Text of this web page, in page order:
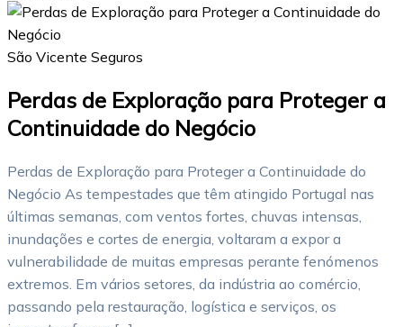
São Vicente Seguros
Perdas de Exploração para Proteger a
Continuidade do Negócio
Perdas de Exploração para Proteger a Continuidade do
Negócio As tempestades que têm atingido Portugal nas
últimas semanas, com ventos fortes, chuvas intensas,
inundações e cortes de energia, voltaram a expor a
vulnerabilidade de muitas empresas perante fenómenos
extremos. Em vários setores, da indústria ao comércio,
passando pela restauração, logística e serviços, os